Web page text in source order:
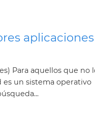
Para aquellos que no
un sistema operativo